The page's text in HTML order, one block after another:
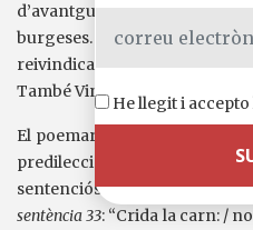
d’avantguarda, que forada
burgeses. Ambdós són
reivindicat explícitament
També Vinyoli, és clar.
El poemari mostra una
predilecció pels versos
sentenciós proper a
sentència 33: “Crida la carn: /
He llegit i accepto